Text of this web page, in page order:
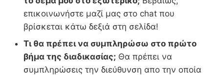
επικοινωνήστε μαζί μας στο chat που
βρίσκεται κάτω δεξιά στη σελίδα!
Τι θα πρέπει να συμπληρώσω στο πρώτο
βήμα της διαδικασίας; Θα πρέπει να
συμπληρώσεις την διεύθυνση απο την οποία